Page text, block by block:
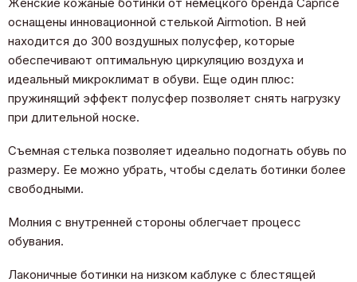
оснащены инновационной стелькой Airmotion. В ней
находится до 300 воздушных полусфер, которые
обеспечивают оптимальную циркуляцию воздуха и
идеальный микроклимат в обуви. Еще один плюс:
пружинящий эффект полусфер позволяет снять нагрузку
при длительной носке.
Съемная стелька позволяет идеально подогнать обувь по
размеру. Ее можно убрать, чтобы сделать ботинки более
свободными.
Молния с внутренней стороны облегчает процесс
обувания.
Лаконичные ботинки на низком каблуке с блестящей